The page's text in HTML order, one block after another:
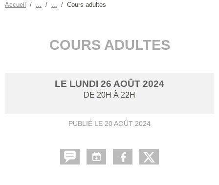
Accueil Cours adultes
COURS ADULTES
LE LUNDI 26 AOÛT 2024
DE 20H À 22H
PUBLIÉ LE 20 AOÛT 2024